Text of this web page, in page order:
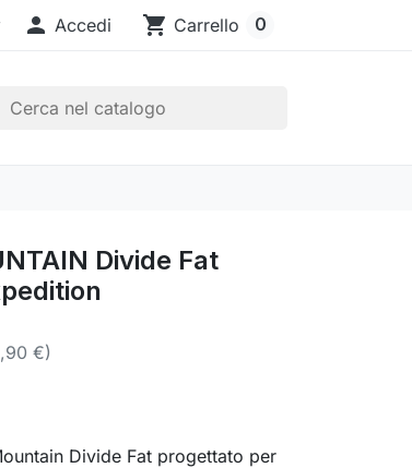
 Accedi shopping_cart Carrello 0
Divide Fat
€)
Divide Fat progettato per